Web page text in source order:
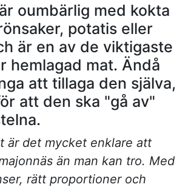
oumbärlig med kokta
potatis eller
är en av de viktigaste
hemlagad mat. Ändå
att tillaga den själva,
att den ska "gå av"
är det mycket enklare att
än man kan tro. Med
rätt proportioner och